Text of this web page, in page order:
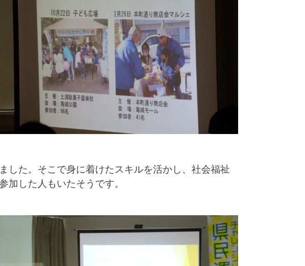
した。そこで身に着けたスキルを活かし、社会福祉
加した人もいたそうです。